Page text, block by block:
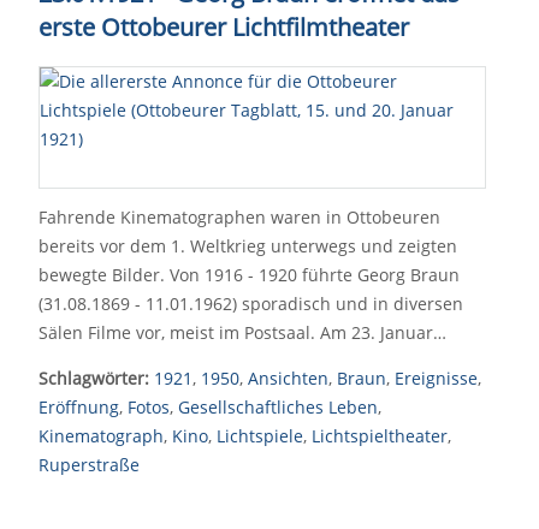
erste Ottobeurer Lichtfilmtheater
Fahrende Kinematographen waren in Ottobeuren
bereits vor dem 1. Weltkrieg unterwegs und zeigten
bewegte Bilder. Von 1916 - 1920 führte Georg Braun
(31.08.1869 - 11.01.1962) sporadisch und in diversen
Sälen Filme vor, meist im Postsaal. Am 23. Januar…
Schlagwörter: 1921, 1950, Ansichten, Braun, Ereignisse,
Eröffnung, Fotos, Gesellschaftliches Leben,
Kinematograph, Kino, Lichtspiele, Lichtspieltheater,
Ruperstraße